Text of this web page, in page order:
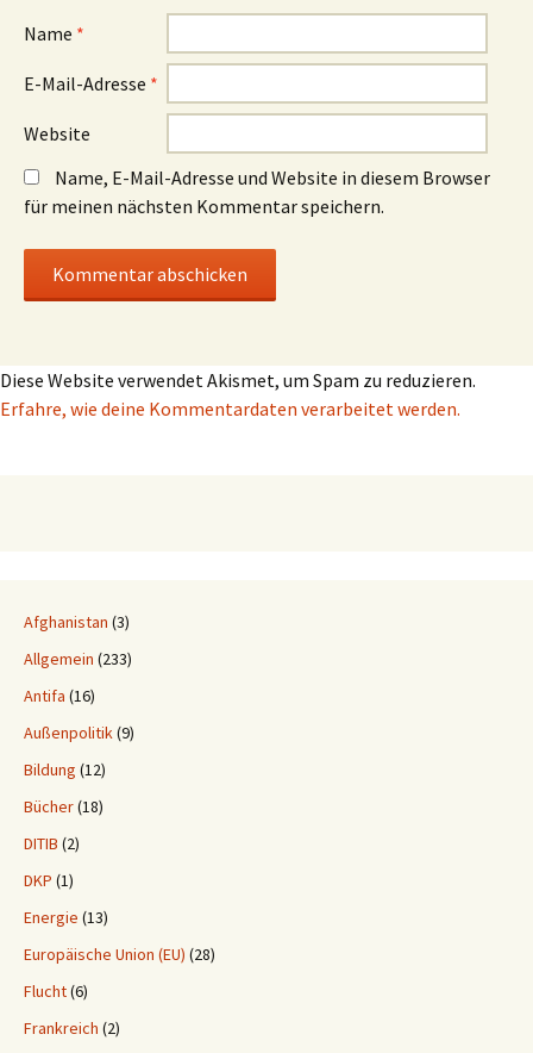
Name *
E-Mail-Adresse *
Website
Name, E-Mail-Adresse und Website in diesem Browser
für meinen nächsten Kommentar speichern.
Diese Website verwendet Akismet, um Spam zu reduzieren.
Erfahre, wie deine Kommentardaten verarbeitet werden.
Afghanistan (3)
Allgemein (233)
Antifa (16)
Außenpolitik(9)
Bildung (12)
Bücher(18)
DITIB (2)
DKP (1)
Energie (13)
Europäische Union (EU) (28)
Flucht(6)
Frankreich (2)